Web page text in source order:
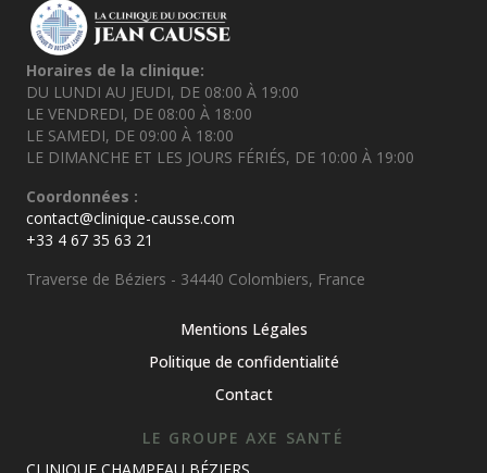
Horaires de la clinique:
DU LUNDI AU JEUDI, DE 08:00 À 19:00
LE VENDREDI, DE 08:00 À 18:00
LE SAMEDI, DE 09:00 À 18:00
LE DIMANCHE ET LES JOURS FÉRIÉS, DE 10:00 À 19:00
Coordonnées :
contact@clinique-causse.com
+33 4 67 35 63 21
Traverse de Béziers - 34440 Colombiers, France
Mentions Légales
Politique de confidentialité
Contact
LE GROUPE AXE SANTÉ